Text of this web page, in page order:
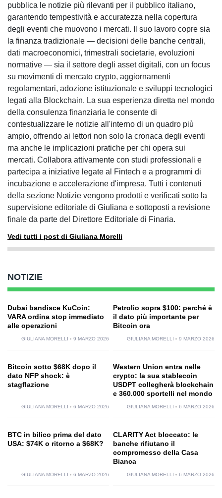
pubblica le notizie più rilevanti per il pubblico italiano,
garantendo tempestività e accuratezza nella copertura
degli eventi che muovono i mercati. Il suo lavoro copre sia
la finanza tradizionale — decisioni delle banche centrali,
dati macroeconomici, trimestrali societarie, evoluzioni
normative — sia il settore degli asset digitali, con un focus
su movimenti di mercato crypto, aggiornamenti
regolamentari, adozione istituzionale e sviluppi tecnologici
legati alla Blockchain. La sua esperienza diretta nel mondo
della consulenza finanziaria le consente di
contestualizzare le notizie all'interno di un quadro più
ampio, offrendo ai lettori non solo la cronaca degli eventi
ma anche le implicazioni pratiche per chi opera sui
mercati. Collabora attivamente con studi professionali e
partecipa a iniziative legate al Fintech e a programmi di
incubazione e accelerazione d'impresa. Tutti i contenuti
della sezione Notizie vengono prodotti e verificati sotto la
supervisione editoriale di Giuliana e sottoposti a revisione
finale da parte del Direttore Editoriale di Finaria.
Vedi tutti i post di Giuliana Morelli
NOTIZIE
Dubai bandisce KuCoin:
VARA ordina stop immediato
alle operazioni
GIULIANA MORELLI 9 MARZO 2026
Petrolio sopra $100: perché è
il dato più importante per
Bitcoin ora
GIULIANA MORELLI 9 MARZO 2026
Bitcoin sotto $68K dopo il
dato NFP shock: è
stagflazione
GIULIANA MORELLI 6 MARZO 2026
Western Union entra nelle
crypto: la sua stablecoin
USDPT collegherà blockchain
e 360.000 sportelli nel mondo
GIULIANA MORELLI 6 MARZO 2026
BTC in bilico prima del dato
USA: $74K o ritorno a $68K?
GIULIANA MORELLI 6 MARZO 2026
CLARITY Act bloccato: le
banche rifiutano il
compromesso della Casa
Bianca
GIULIANA MORELLI 6 MARZO 2026